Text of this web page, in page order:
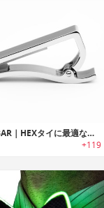
HEX TIE BAR｜HEXタイに最適なネクタイピン
+119